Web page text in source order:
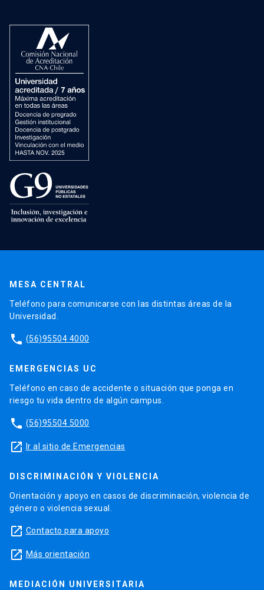
MESA CENTRAL
Teléfono para comunicarse con las distintas áreas de la
Universidad.
phone (56)95504 4000
EMERGENCIAS UC
Teléfono en caso de accidente o situación que ponga en
riesgo tu vida dentro de algún campus.
phone (56)95504 5000
launch Ir al sitio de Emergencias
DISCRIMINACIÓN Y VIOLENCIA
Orientación y apoyo en casos de discriminación, violencia de
género o violencia sexual.
launch Contacto para apoyo
launch Más orientación
MEDIACIÓN UNIVERSITARIA